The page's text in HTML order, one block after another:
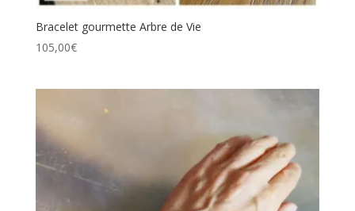
Bracelet gourmette Arbre de Vie
105,00€